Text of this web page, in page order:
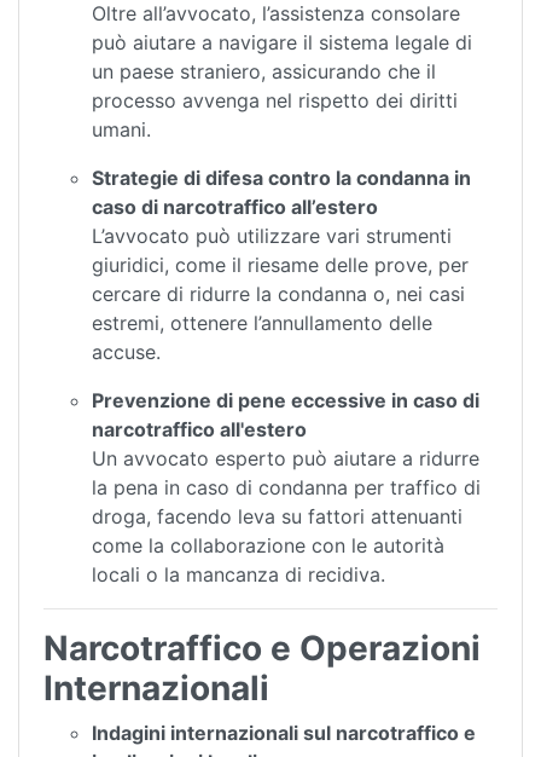
Oltre all’avvocato, l’assistenza consolare
può aiutare a navigare il sistema legale di
un paese straniero, assicurando che il
processo avvenga nel rispetto dei diritti
umani.
Strategie di difesa contro la condanna in
caso di narcotraffico all’estero
L’avvocato può utilizzare vari strumenti
giuridici, come il riesame delle prove, per
cercare di ridurre la condanna o, nei casi
estremi, ottenere l’annullamento delle
accuse.
Prevenzione di pene eccessive in caso di
narcotraffico all'estero
Un avvocato esperto può aiutare a ridurre
la pena in caso di condanna per traffico di
droga, facendo leva su fattori attenuanti
come la collaborazione con le autorità
locali o la mancanza di recidiva.
Narcotraffico e Operazioni
Internazionali
Indagini internazionali sul narcotraffico e